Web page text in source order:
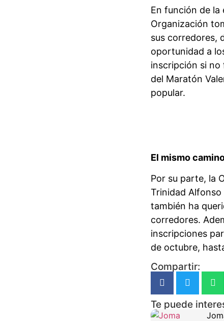
En función de la
Organización
sus corredores,
oportunidad a
inscripción si no
del Maratón
popular.
El mismo
Por su parte, la
Trinidad Alfonso
también ha
corredores.
inscripciones
de octubre,
Compartir:
Te puede